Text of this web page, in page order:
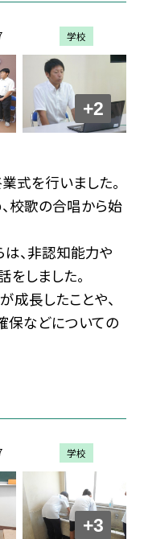
学校
+2
式を行いました。
校歌の合唱から始
、非認知能力や
しました。
成長したことや、
保などについての
学校
+3